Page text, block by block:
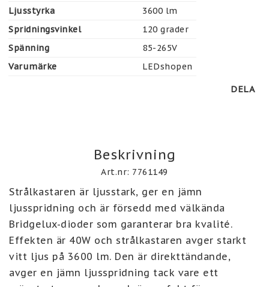
Ljusstyrka
3600 lm
Spridningsvinkel
120 grader
Spänning
85-265V
Varumärke
LEDshopen
DELA
Beskrivning
Art.nr: 7761149
Strålkastaren är ljusstark, ger en jämn
ljusspridning och är försedd med välkända
Bridgelux-dioder som garanterar bra kvalité.
Effekten är 40W och strålkastaren avger starkt
vitt ljus på 3600 lm. Den är direkttändande,
avger en jämn ljusspridning tack vare ett